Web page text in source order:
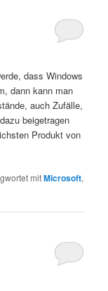
dass Windows
dann kann man
auch Zufälle,
beigetragen
Produkt von
mitMicrosoft,